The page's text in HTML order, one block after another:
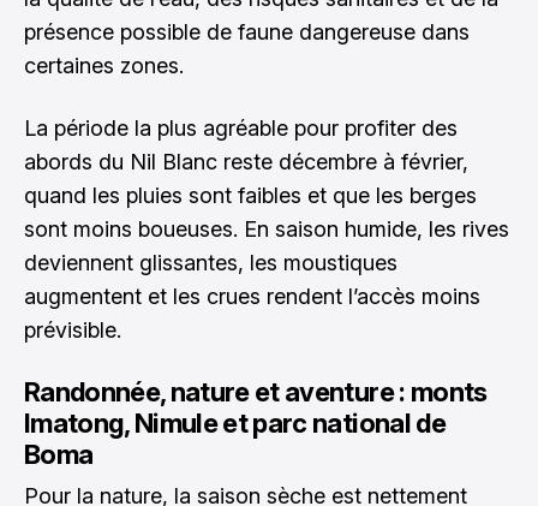
présence possible de faune dangereuse dans
certaines zones.
La période la plus agréable pour profiter des
abords du Nil Blanc reste décembre à février,
quand les pluies sont faibles et que les berges
sont moins boueuses. En saison humide, les rives
deviennent glissantes, les moustiques
augmentent et les crues rendent l’accès moins
prévisible.
Randonnée, nature et aventure : monts
Imatong, Nimule et parc national de
Boma
Pour la nature, la saison sèche est nettement